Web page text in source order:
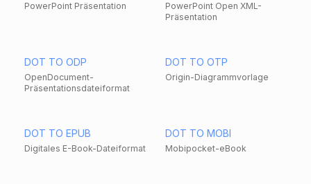
PowerPoint Präsentation
PowerPoint Open XML-
Präsentation
DOT TO ODP
OpenDocument-
Präsentationsdateiformat
DOT TO OTP
Origin-Diagrammvorlage
DOT TO EPUB
Digitales E-Book-Dateiformat
DOT TO MOBI
Mobipocket-eBook